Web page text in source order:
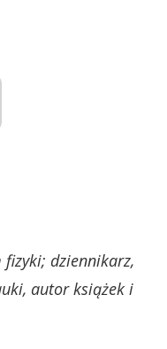
fizyki; dziennikarz,
autor książek i